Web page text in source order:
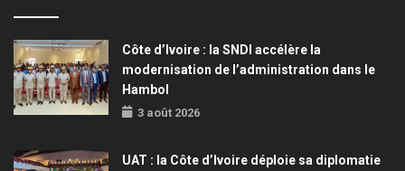
Côte d’Ivoire : la SNDI accélère la
modernisation de l’administration dans le
Hambol
3 août 2026
UAT : la Côte d’Ivoire déploie sa diplomatie